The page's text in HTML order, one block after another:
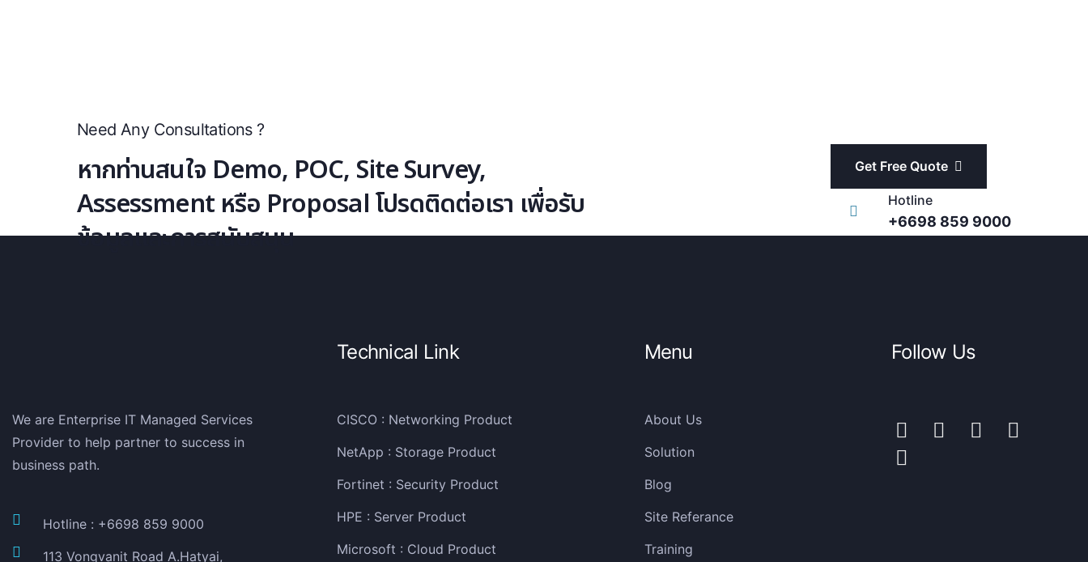
Need Any Consultations ?
หากท่านสนใจ Demo, POC, Site Survey,
Assessment หรือ Proposal โปรดติดต่อเรา เพื่อรับ
ข้อมูลและการสนับสนุน
Get Free Quote
Hotline
+6698 859 9000
We are Enterprise IT Managed Services
Provider to help partner to success in
business path.
Hotline : +6698 859 9000
113 Vongvanit Road A.Hatyai,
Technical Link
CISCO : Networking Product
NetApp : Storage Product
Fortinet : Security Product
HPE : Server Product
Microsoft : Cloud Product
Menu
About Us
Solution
Blog
Site Referance
Training
Follow Us